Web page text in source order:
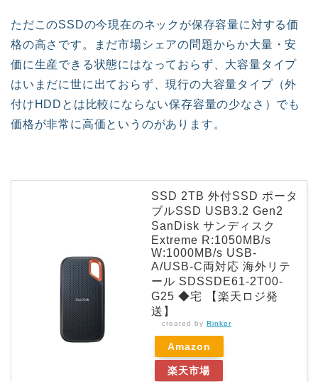
ただこのSSDの今現在のネックが保存容量に対する価
格の高さです。まだ市場シェアの問題からか大量・安
価に生産できる状態にはなっておらず、大容量タイプ
はいまだに世に出ておらず、現行の大容量タイプ（外
付けHDDとは比較にならない保存容量の少なさ）でも
価格が非常に高価というのがあります。
SSD 2TB 外付SSD ポータ
ブルSSD USB3.2 Gen2
SanDisk サンディスク
Extreme R:1050MB/s
W:1000MB/s USB-
A/USB-C両対応 海外リテ
ール SDSSDE61-2T00-
G25 ◆宅 【楽天ロジ発
送】
created by Rinker
Amazon
楽天市場